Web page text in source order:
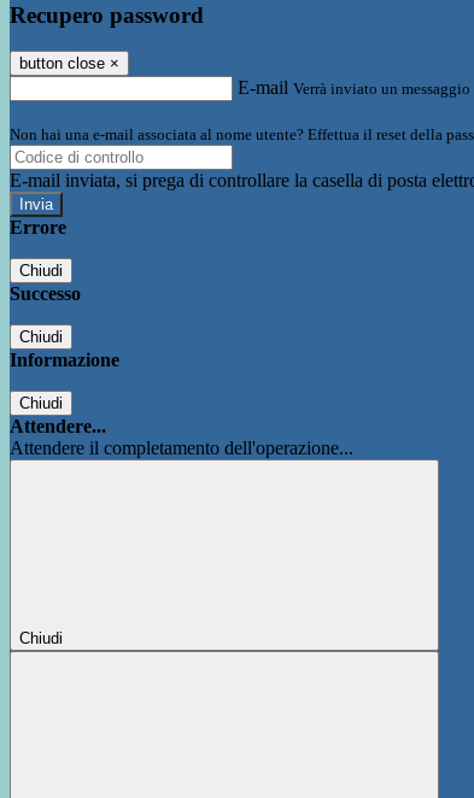
Recupero password
button close ×
E-mail Verrà inviato un
Non hai una e-mail associata al nome utente? Effettua il reset della
E-mail inviata, si prega di controllare la casella di posta
Errore
Chiudi
Successo
Chiudi
Informazione
Chiudi
Attendere...
Attendere il completamento dell'operazione...
Chiudi